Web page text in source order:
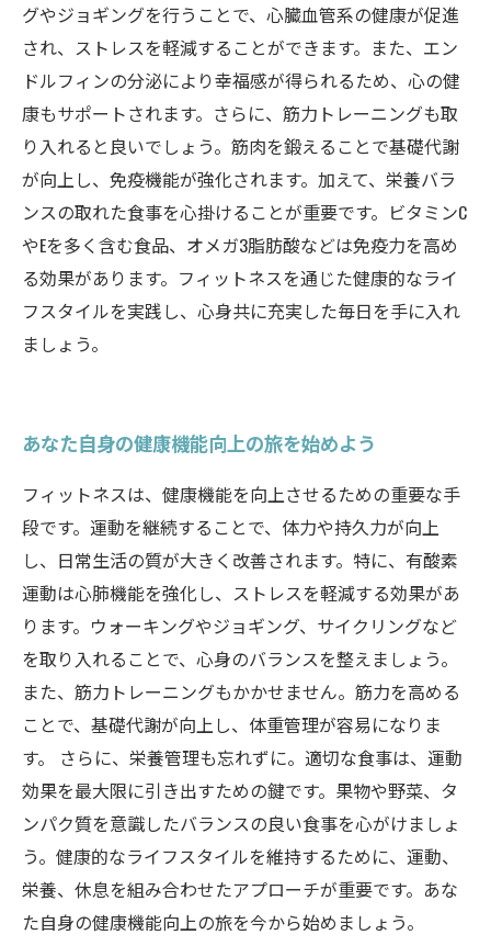
グやジョギングを行うことで、心臓血管系の健康が促進
され、ストレスを軽減することができます。また、エン
ドルフィンの分泌により幸福感が得られるため、心の健
康もサポートされます。さらに、筋力トレーニングも取
り入れると良いでしょう。筋肉を鍛えることで基礎代謝
が向上し、免疫機能が強化されます。加えて、栄養バラ
ンスの取れた食事を心掛けることが重要です。ビタミンC
やEを多く含む食品、オメガ3脂肪酸などは免疫力を高め
る効果があります。フィットネスを通じた健康的なライ
フスタイルを実践し、心身共に充実した毎日を手に入れ
ましょう。
あなた自身の健康機能向上の旅を始めよう
フィットネスは、健康機能を向上させるための重要な手
段です。運動を継続することで、体力や持久力が向上
し、日常生活の質が大きく改善されます。特に、有酸素
運動は心肺機能を強化し、ストレスを軽減する効果があ
ります。ウォーキングやジョギング、サイクリングなど
を取り入れることで、心身のバランスを整えましょう。
また、筋力トレーニングもかかせません。筋力を高める
ことで、基礎代謝が向上し、体重管理が容易になりま
す。 さらに、栄養管理も忘れずに。適切な食事は、運動
効果を最大限に引き出すための鍵です。果物や野菜、タ
ンパク質を意識したバランスの良い食事を心がけましょ
う。健康的なライフスタイルを維持するために、運動、
栄養、休息を組み合わせたアプローチが重要です。あな
た自身の健康機能向上の旅を今から始めましょう。